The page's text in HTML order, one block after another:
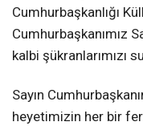
Cumhurbaşkanlığı
Cumhurbaşkanımız
kalbi şükranlarımızı
Sayın
heyetimizin her bir